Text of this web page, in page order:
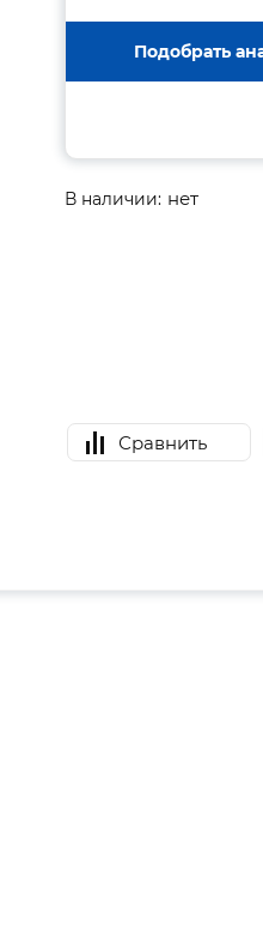
Подобрать
В наличии: нет
Сравнить